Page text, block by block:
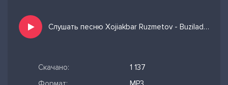
Слушать песню Xojiakbar Ruzmetov - Buziladi и добавить в избранных
Скачано:
1 137